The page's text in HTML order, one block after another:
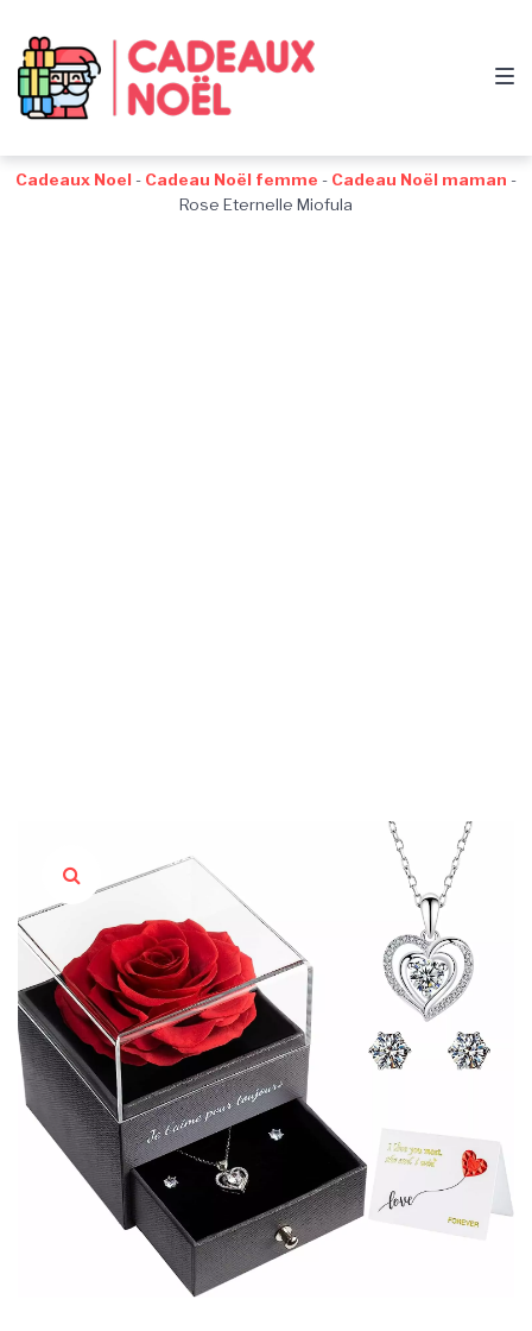
navigation
au
contenu
au
pied
de
Cadeaux Noel - Cadeau Noël femme - Cadeau Noël maman -
Rose Eternelle Miofula